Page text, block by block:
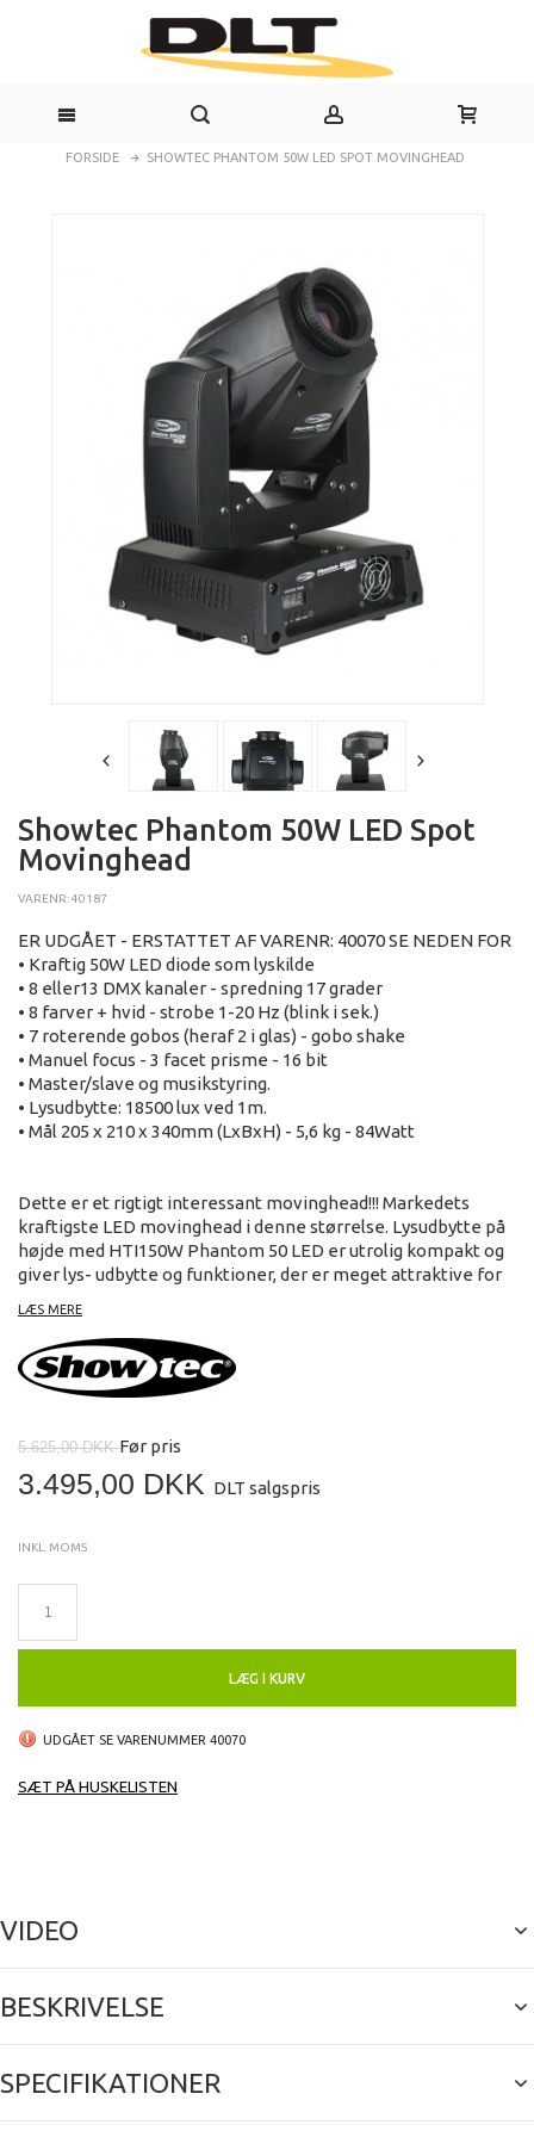
FORSIDE SHOWTEC PHANTOM 50W LED SPOT MOVINGHEAD
Showtec Phantom 50W LED Spot
Movinghead
VARENR: 40187
ER UDGÅET - ERSTATTET AF VARENR: 40070 SE NEDEN FOR
• Kraftig 50W LED diode som lyskilde
• 8 eller13 DMX kanaler - spredning 17 grader
• 8 farver + hvid - strobe 1-20 Hz (blink i sek.)
• 7 roterende gobos (heraf 2 i glas) - gobo shake
• Manuel focus - 3 facet prisme - 16 bit
• Master/slave og musikstyring.
• Lysudbytte: 18500 lux ved 1m.
• Mål 205 x 210 x 340mm (LxBxH) - 5,6 kg - 84Watt
Dette er et rigtigt interessant movinghead!!! Markedets
kraftigste LED movinghead i denne størrelse. Lysudbytte på
højde med HTI150W Phantom 50 LED er utrolig kompakt og
giver lys- udbytte og funktioner, der er meget attraktive for
en levetid på minimum 50.000 timer.
Bevægelserne er lynhurtige og designet smart. Når glasgobo
og farver blandes kan laves effekter, der normalt hører langt
LÆS MERE
5.625,00 DKKFør pris
3.495,00 DKK DLT salgspris
INKL. MOMS
LÆG I KURV
UDGÅET SE VARENUMMER 40070
SÆT PÅ HUSKELISTEN
VIDEO
BESKRIVELSE
SPECIFIKATIONER